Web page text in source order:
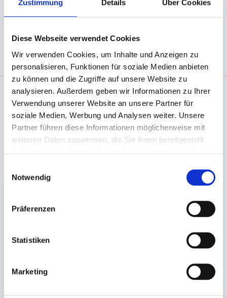
Zustimmung Details Über Cookies
Diese Webseite verwendet Cookies
Wir verwenden Cookies, um Inhalte und Anzeigen zu
personalisieren, Funktionen für soziale Medien anbieten
zu können und die Zugriffe auf unsere Website zu
analysieren. Außerdem geben wir Informationen zu Ihrer
Verwendung unserer Website an unsere Partner für
soziale Medien, Werbung und Analysen weiter. Unsere
Partner führen diese Informationen möglicherweise mit
weiteren Daten zusammen, die Sie ihnen bereitgestellt
Notwendig
Präferenzen
Statistiken
Marketing
(Abb. ähnlich, ggf. ohne Dekoration)
Angaben zur Informationspflichten der GPSR
Produktsicherheitsverordnung:packpack.de GmbH, Am
Bullhamm 24-26, D-26441 Jever, info@packpack.de
Salatschalendeckel
rPET transparent